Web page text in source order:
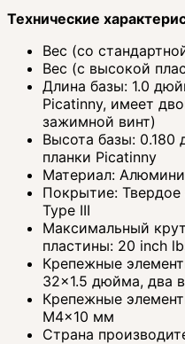
Технические
Вес (со
Вес (с высокой
Длина базы: 1.0
Picatinny, имеет
зажимной винт)
Высота базы:
планки Picatinny
Материал:
Покрытие:
Type III
Максимальный
пластины: 20 inch
Крепежные
32x1.5 дюйма, два
Крепежные
M4x10 мм
Страна